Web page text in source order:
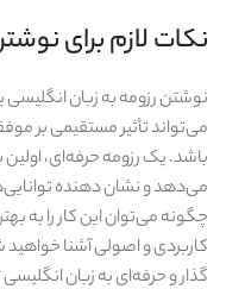
نکات لازم برای
نوشتن رزومه به زبان
می‌تواند تأثیر مستقیمی بر
باشد. یک رزومه حرفه‌ای،
می‌دهد و نشان‌ دهنده
چگونه می‌توان این کار را به
کاربردی و اصولی آشنا
گذار و حرفه‌ای به زبان